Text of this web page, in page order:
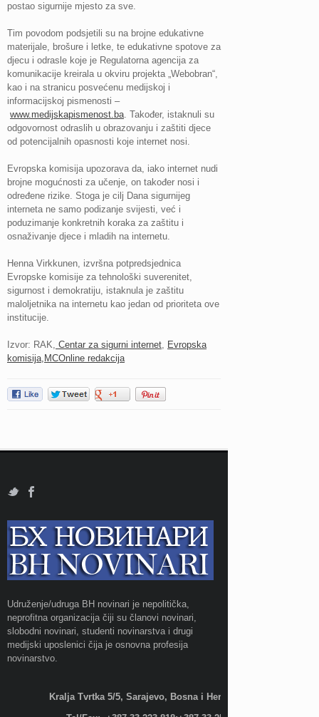
postao sigurnije mjesto za sve.
Tim povodom podsjetili su na brojne edukativne
materijale, brošure i letke, te edukativne spotove za
djecu i odrasle koje je Regulatorna agencija za
komunikacije kreirala u okviru projekta „Webobran“,
kao i na stranicu posvećenu medijskoj i
informacijskoj pismenosti –
www.medijskapismenost.ba. Također, istaknuli su
odgovornost odraslih u obrazovanju i zaštiti djece
od potencijalnih opasnosti koje internet nosi.
Evropska komisija upozorava da, iako internet nudi
brojne mogućnosti za učenje, on također nosi i
određene rizike. Stoga je cilj Dana sigurnijeg
interneta ne samo podizanje svijesti, već i
poduzimanje konkretnih koraka za zaštitu i
osnaživanje djece i mladih na internetu.
Henna Virkkunen, izvršna potpredsjednica
Evropske komisije za tehnološki suverenitet,
sigurnost i demokratiju, istaknula je zaštitu
maloljetnika na internetu kao jedan od prioriteta ove
institucije.
Izvor: RAK, Centar za sigurni internet, Evropska
komisija, MCOnline redakcija
Udruženje/udruga BH novinari je nepolitička,
neprofitna organizacija čiji su članovi novinari,
slobodni novinari, studenti novinarstva i drugi
medijski uposlenici čija je osnovna profesija
novinarstvo.
Kralja Tvrtka 5/5, Sarajevo, Bosna i Hercegovina;